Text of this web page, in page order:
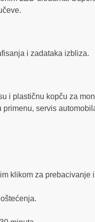
i zadataka izbliza.
i plastičnu kopču za
servis
klikom za prebacivanje